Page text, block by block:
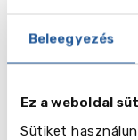
Beleegyezés
Ez a weboldal
Sütiket